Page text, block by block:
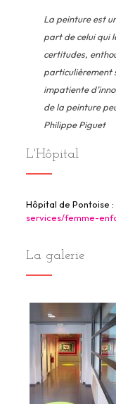
La peinture est
part de celui qui
certitudes,
particulièrement
impatiente
de la peinture
Philippe Piguet
L'Hôpital
Hôpital de Pontoise :
services/femme-
La galerie